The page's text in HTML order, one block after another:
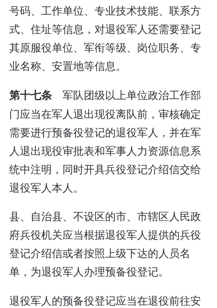
号码、工作单位、专业技术技能、联系方
式、住址等信息，对退役军人还需要登记
其原服役单位、军衔等级、岗位职务、专
业名称、安置地等信息。
第十七条军队团级以上单位政治工作部
门应当在军人退出现役离队前，审核确定
需要进行预备役登记的退役军人，并在军
人退出现役审批表和军事人力资源信息系
统中注明，同时开具兵役登记介绍信交给
退役军人本人。
县、自治县、不设区的市、市辖区人民政
府兵役机关应当根据退役军人提供的兵役
登记介绍信或者按照上级下达的人员名
单，为退役军人办理预备役登记。
退役军人的预备役登记应当在退役前往安